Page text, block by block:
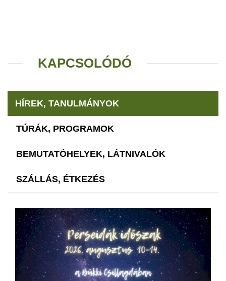
KAPCSOLÓDÓ
HÍREK, TANULMÁNYOK
TÚRÁK, PROGRAMOK
BEMUTATÓHELYEK, LÁTNIVALÓK
SZÁLLÁS, ÉTKEZÉS